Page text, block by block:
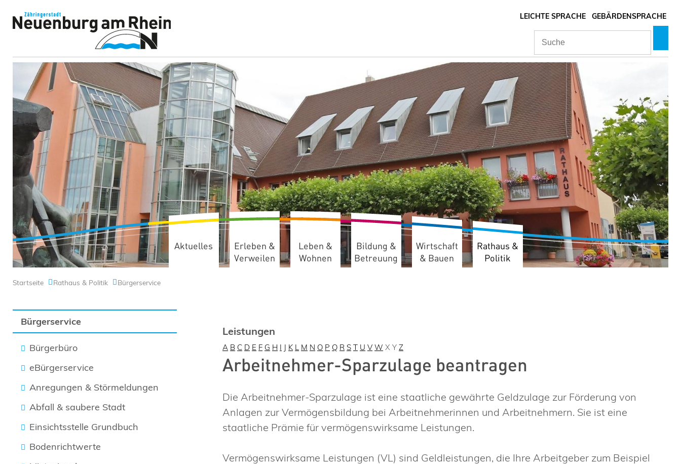
LEICHTE SPRACHE GEBÄRDENSPRACHE
Aktuelles
Erleben &
Verweilen
Leben &
Wohnen
Bildung &
Betreuung
Wirtschaft
& Bauen
Rathaus &
Politik
Startseite Rathaus & Politik Bürgerservice
Bürgerservice
Bürgerbüro
eBürgerservice
Anregungen & Störmeldungen
Abfall & saubere Stadt
Einsichtsstelle Grundbuch
Bodenrichtwerte
Leistungen
A B C D E F G H I J K L M N O P Q R S T U V W X Y Z
Arbeitnehmer-Sparzulage beantragen
Die Arbeitnehmer-Sparzulage ist eine staatliche gewährte Geldzulage zur Förderung von
Anlagen zur Vermögensbildung bei Arbeitnehmerinnen und Arbeitnehmern. Sie ist eine
staatliche Prämie für vermögenswirksame Leistungen.
Vermögenswirksame Leistungen (VL) sind Geldleistungen, die Ihre Arbeitgeber zum Beispiel